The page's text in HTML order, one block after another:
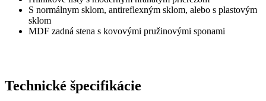
S normálnym sklom, antireflexným sklom, alebo s plastovým
sklom
MDF zadná stena s kovovými pružinovými sponami
Technické špecifikácie